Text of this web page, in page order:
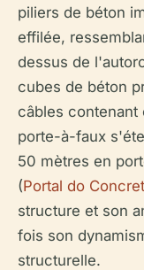
piliers de béton
effilée,
dessus de
cubes de béton
câbles contenant
porte-à-faux
50 mètres en
(Portal do
structure et son
fois son
structurelle.